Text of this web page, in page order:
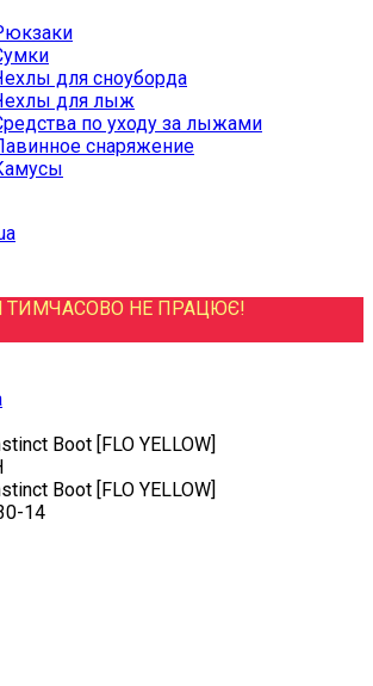
для сноуборда
для лыж
по уходу за лыжами
снаряжение
ТИМЧАСОВО НЕ ПРАЦЮЄ!
Boot [FLO YELLOW]
Boot [FLO YELLOW]
14